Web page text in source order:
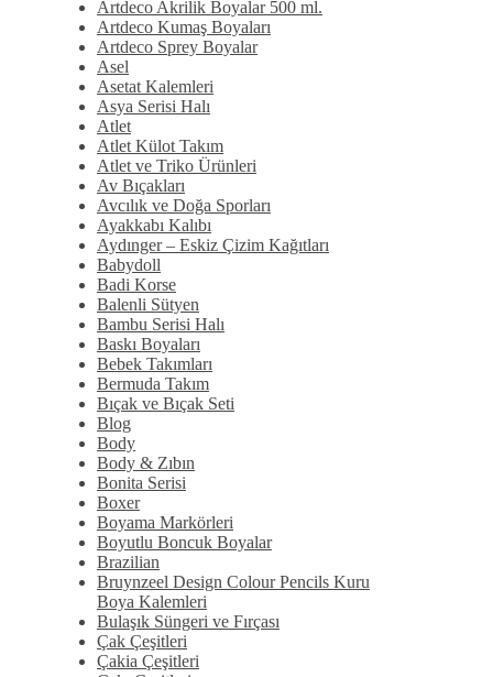
Artdeco Akrilik Boyalar 500 ml.
Artdeco Kumaş Boyaları
Artdeco Sprey Boyalar
Asel
Asetat Kalemleri
Asya Serisi Halı
Atlet
Atlet Külot Takım
Atlet ve Triko Ürünleri
Av Bıçakları
Avcılık ve Doğa Sporları
Ayakkabı Kalıbı
Aydınger – Eskiz Çizim Kağıtları
Babydoll
Badi Korse
Balenli Sütyen
Bambu Serisi Halı
Baskı Boyaları
Bebek Takımları
Bermuda Takım
Bıçak ve Bıçak Seti
Blog
Body
Body & Zıbın
Bonita Serisi
Boxer
Boyama Markörleri
Boyutlu Boncuk Boyalar
Brazilian
Bruynzeel Design Colour Pencils Kuru
Boya Kalemleri
Bulaşık Süngeri ve Fırçası
Çak Çeşitleri
Çakia Çeşitleri